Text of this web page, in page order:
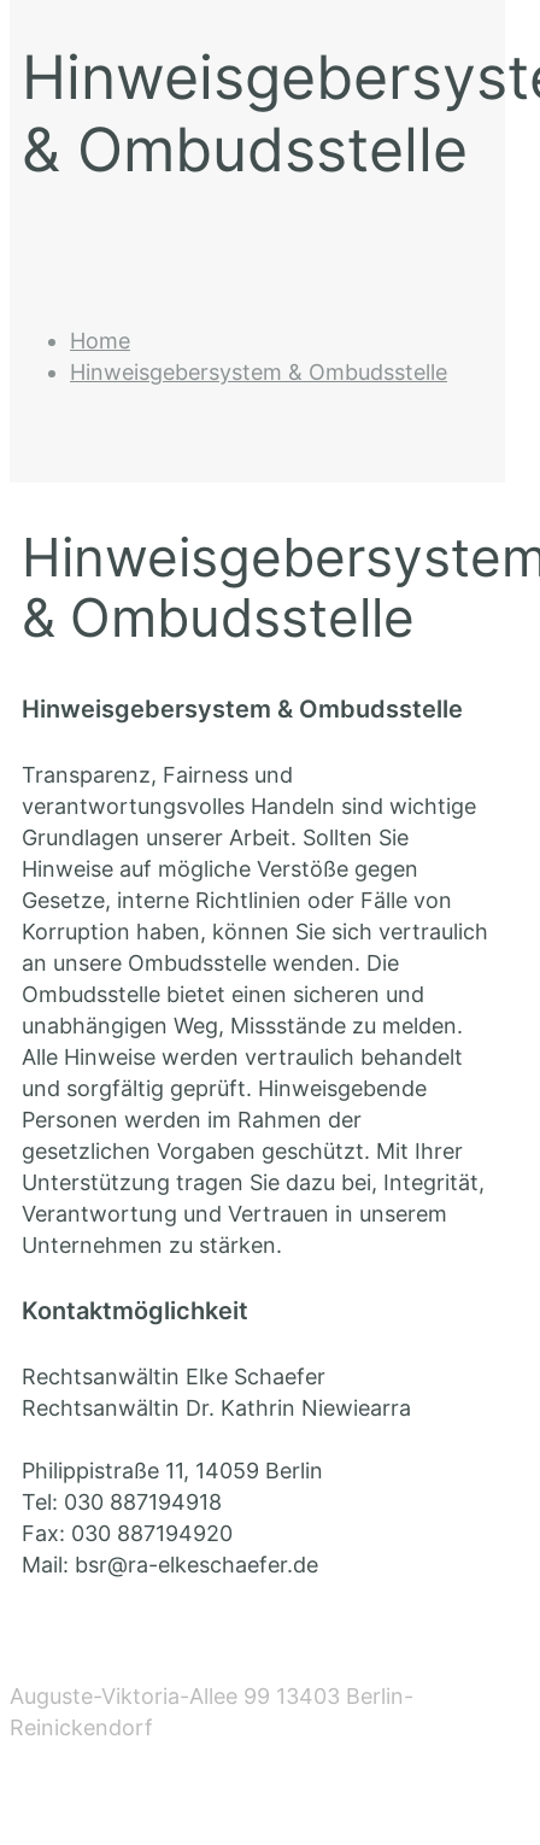
& Ombudsstelle
Home
Hinweisgebersystem & Ombudsstelle
& Ombudsstelle
Hinweisgebersystem & Ombudsstelle
Transparenz, Fairness und
verantwortungsvolles Handeln sind wichtige
Grundlagen unserer Arbeit. Sollten Sie
Hinweise auf mögliche Verstöße gegen
Gesetze, interne Richtlinien oder Fälle von
Korruption haben, können Sie sich vertraulich
an unsere Ombudsstelle wenden. Die
Ombudsstelle bietet einen sicheren und
unabhängigen Weg, Missstände zu melden.
Alle Hinweise werden vertraulich behandelt
und sorgfältig geprüft. Hinweisgebende
Personen werden im Rahmen der
gesetzlichen Vorgaben geschützt. Mit Ihrer
Unterstützung tragen Sie dazu bei, Integrität,
Verantwortung und Vertrauen in unserem
Unternehmen zu stärken.
Kontaktmöglichkeit
Rechtsanwältin Elke Schaefer
Rechtsanwältin Dr. Kathrin Niewiearra
Philippistraße 11, 14059 Berlin
Tel: 030 887194918
Fax: 030 887194920
Mail: bsr@ra-elkeschaefer.de
Auguste-Viktoria-Allee 99 13403 Berlin-
Reinickendorf